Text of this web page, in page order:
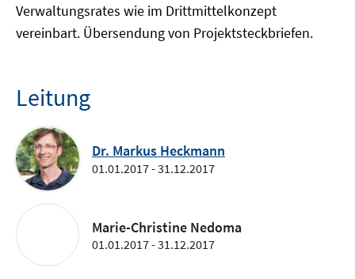
Verwaltungsrates wie im Drittmittelkonzept
vereinbart. Übersendung von Projektsteckbriefen.
Leitung
Dr. Markus Heckmann
01.01.2017 - 31.12.2017
Marie-Christine Nedoma
01.01.2017 - 31.12.2017